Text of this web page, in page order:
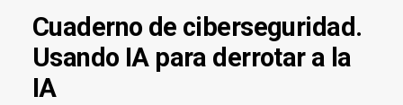
Cuaderno de ciberseguridad.
Usando IA para derrotar a la
IA